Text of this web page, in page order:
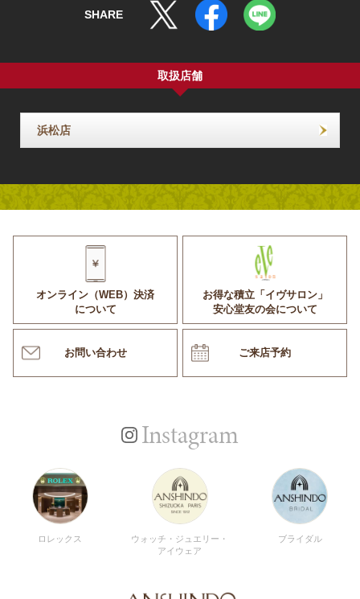
SHARE
取扱店舗
浜松店
オンライン（WEB）決済
について
お得な積立「イヴサロン」
安心堂友の会について
お問い合わせ ご来店予約
Instagram
ロレックス
ウォッチ・ジュエリー・
アイウェア
ブライダル